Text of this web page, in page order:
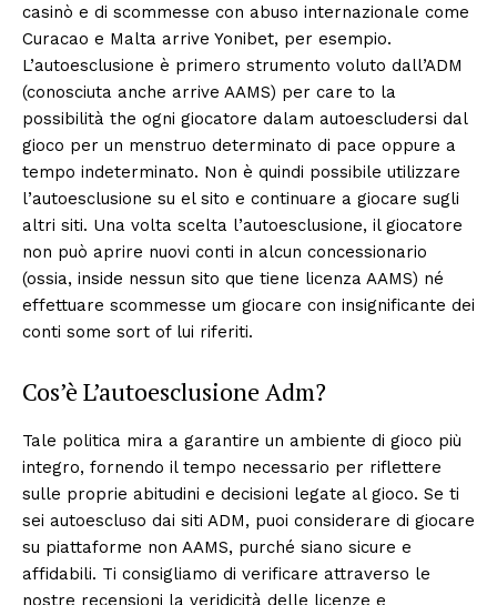
casinò e di scommesse con abuso internazionale come
Curacao e Malta arrive Yonibet, per esempio.
L’autoesclusione è primero strumento voluto dall’ADM
(conosciuta anche arrive AAMS) per care to la
possibilità the ogni giocatore dalam autoescludersi dal
gioco per un menstruo determinato di pace oppure a
tempo indeterminato. Non è quindi possibile utilizzare
l’autoesclusione su el sito e continuare a giocare sugli
altri siti. Una volta scelta l’autoesclusione, il giocatore
non può aprire nuovi conti in alcun concessionario
(ossia, inside nessun sito que tiene licenza AAMS) né
effettuare scommesse um giocare con insignificante dei
conti some sort of lui riferiti.
Cos’è L’autoesclusione Adm?
Tale politica mira a garantire un ambiente di gioco più
integro, fornendo il tempo necessario per riflettere
sulle proprie abitudini e decisioni legate al gioco. Se ti
sei autoescluso dai siti ADM, puoi considerare di giocare
su piattaforme non AAMS, purché siano sicure e
affidabili. Ti consigliamo di verificare attraverso le
nostre recensioni la veridicità delle licenze e